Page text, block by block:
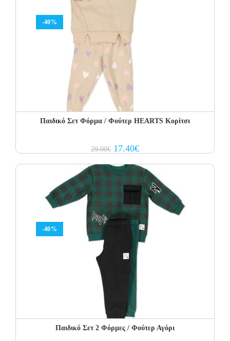
-40%
Παιδικό Σετ Φόρμα / Φούτερ HEARTS Κορίτσι
29.00€ Original
price
29.00€.
17.40€Current
price
17.40€.
-40%
Παιδικό Σετ 2 Φόρμες / Φούτερ Αγόρι